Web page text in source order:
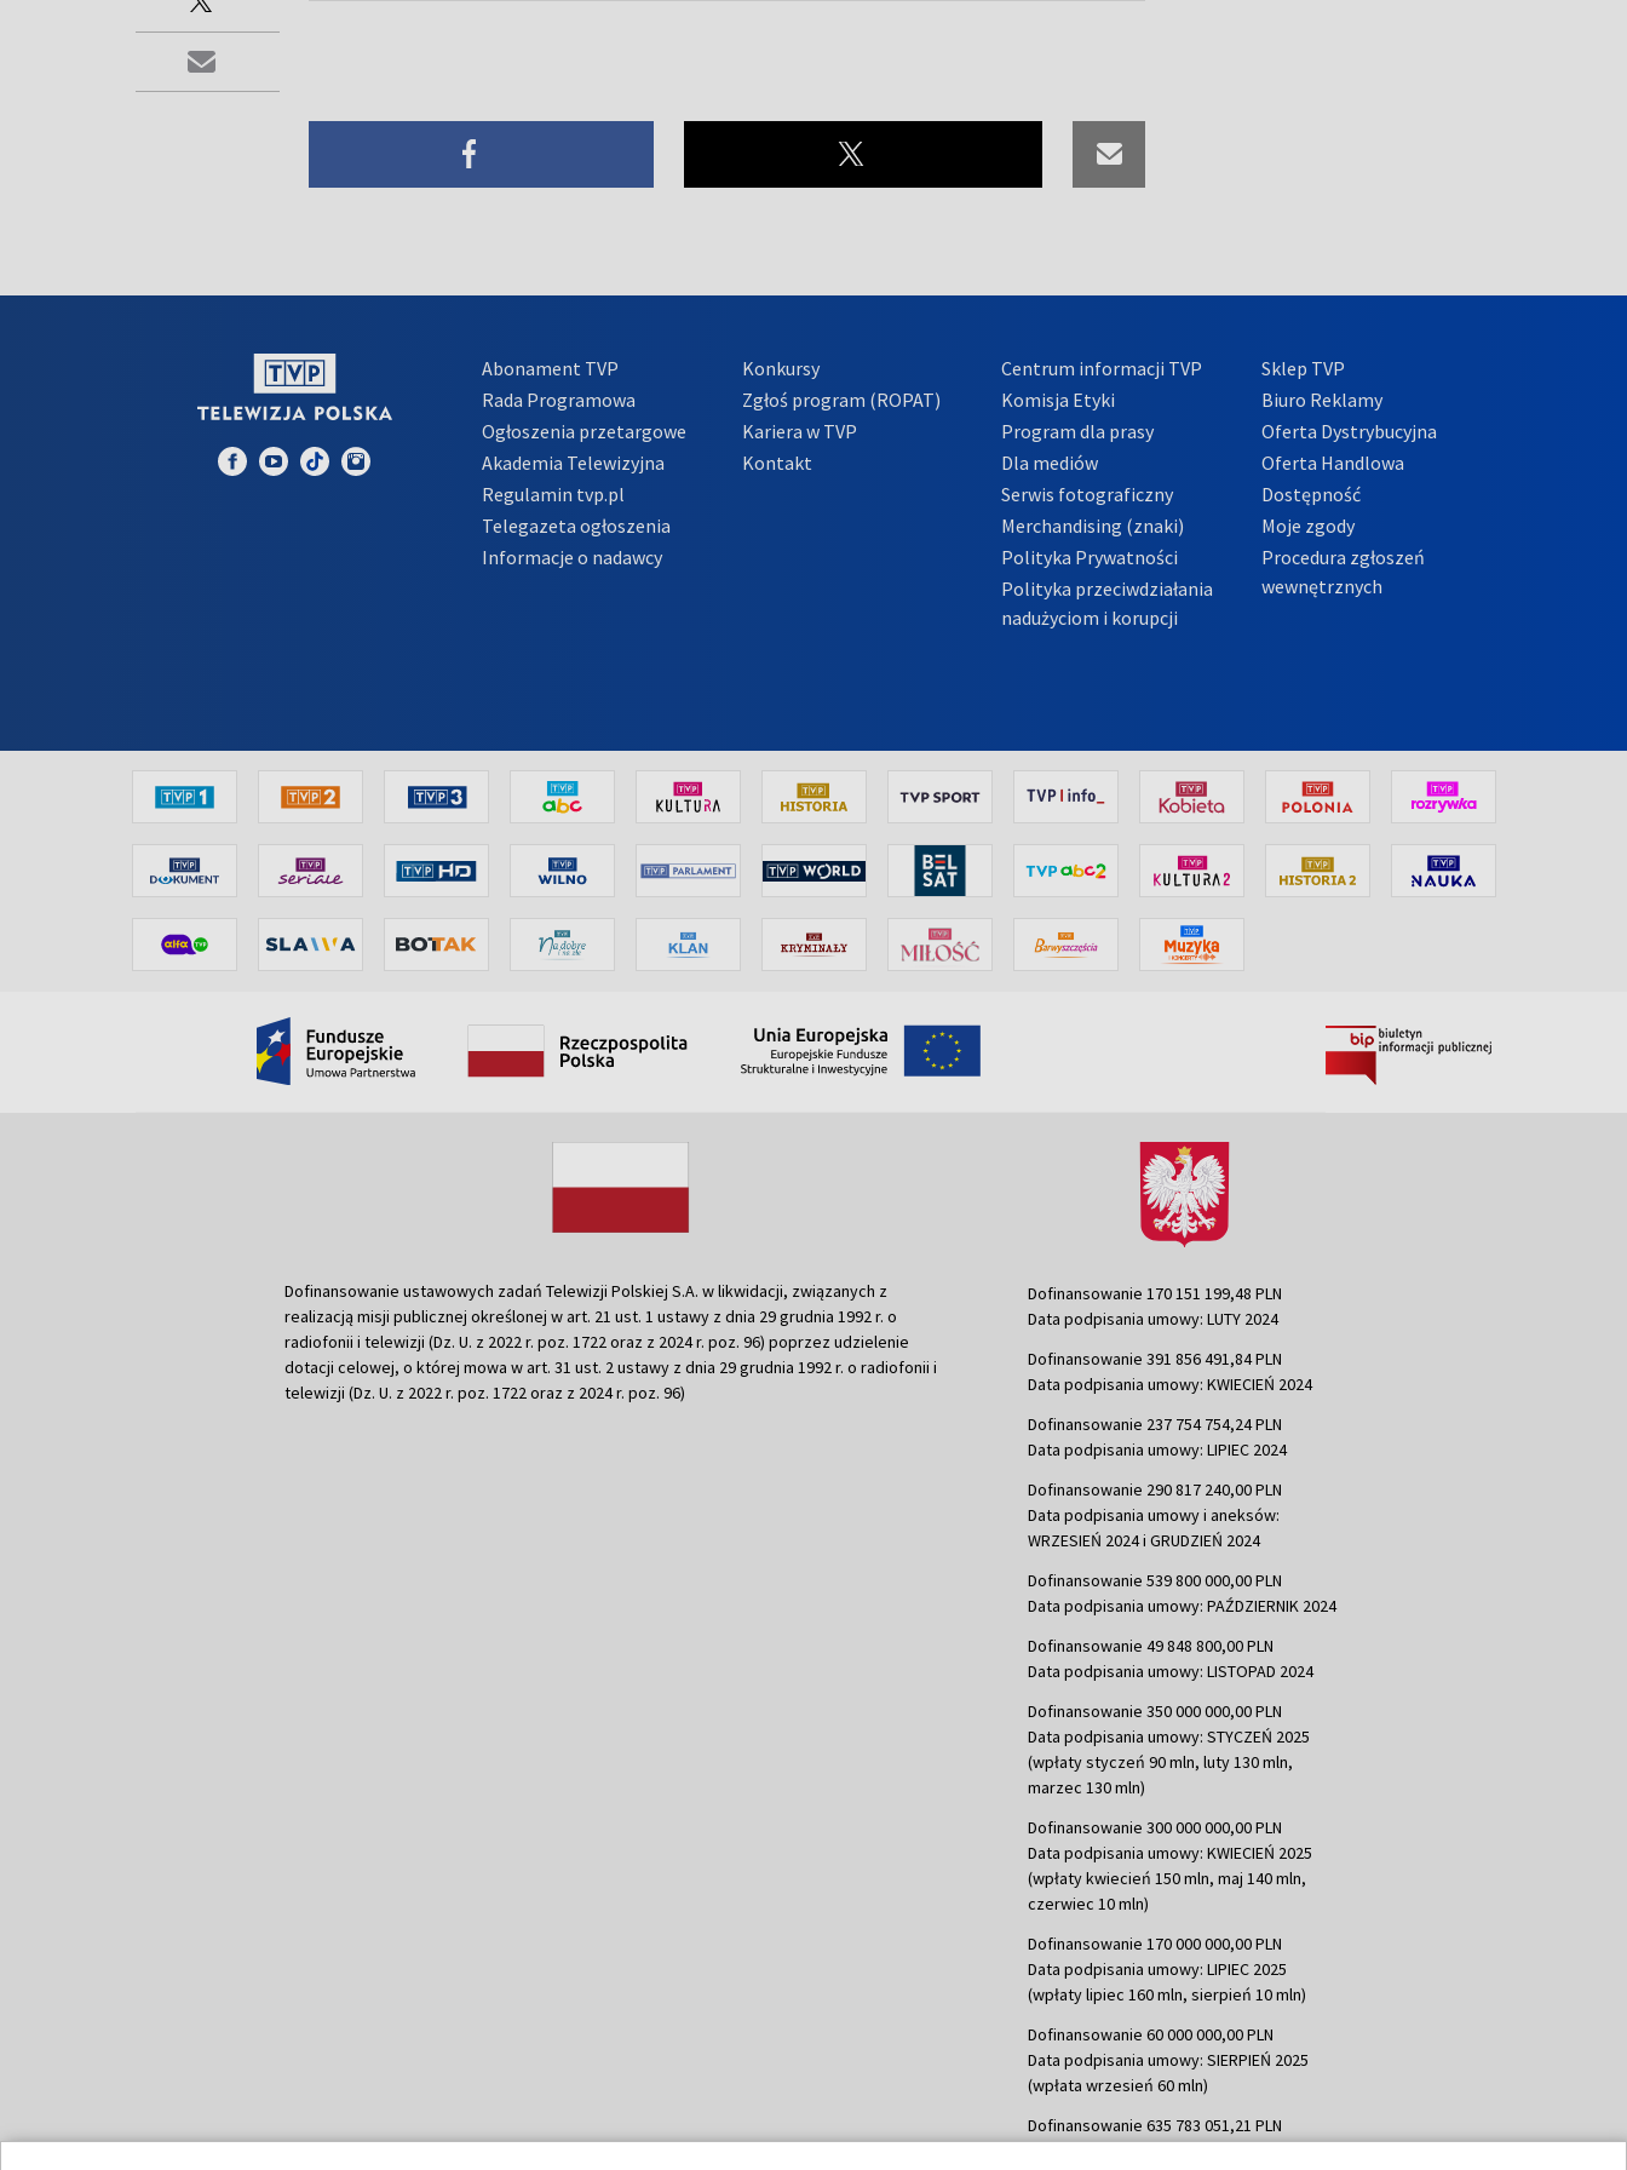
Abonament TVP
Rada Programowa
Ogłoszenia przetargowe
Akademia Telewizyjna
Regulamin tvp.pl
Telegazeta ogłoszenia
Informacje o nadawcy
Konkursy
Zgłoś program (ROPAT)
Kariera w TVP
Kontakt
Centrum informacji TVP
Komisja Etyki
Program dla prasy
Dla mediów
Serwis fotograficzny
Merchandising (znaki)
Polityka Prywatności
Polityka przeciwdziałania
nadużyciom i korupcji
Sklep TVP
Biuro Reklamy
Oferta Dystrybucyjna
Oferta Handlowa
Dostępność
Moje zgody
Procedura zgłoszeń
wewnętrznych
Dofinansowanie ustawowych zadań Telewizji Polskiej S.A. w likwidacji, związanych z
realizacją misji publicznej określonej w art. 21 ust. 1 ustawy z dnia 29 grudnia 1992 r. o
radiofonii i telewizji (Dz. U. z 2022 r. poz. 1722 oraz z 2024 r. poz. 96) poprzez udzielenie
dotacji celowej, o której mowa w art. 31 ust. 2 ustawy z dnia 29 grudnia 1992 r. o radiofonii i
telewizji (Dz. U. z 2022 r. poz. 1722 oraz z 2024 r. poz. 96)
Dofinansowanie 170 151 199,48 PLN
Data podpisania umowy: LUTY 2024
Dofinansowanie 391 856 491,84 PLN
Data podpisania umowy: KWIECIEŃ 2024
Dofinansowanie 237 754 754,24 PLN
Data podpisania umowy: LIPIEC 2024
Dofinansowanie 290 817 240,00 PLN
Data podpisania umowy i aneksów:
WRZESIEŃ 2024 i GRUDZIEŃ 2024
Dofinansowanie 539 800 000,00 PLN
Data podpisania umowy: PAŹDZIERNIK 2024
Dofinansowanie 49 848 800,00 PLN
Data podpisania umowy: LISTOPAD 2024
Dofinansowanie 350 000 000,00 PLN
Data podpisania umowy: STYCZEŃ 2025
(wpłaty styczeń 90 mln, luty 130 mln,
marzec 130 mln)
Dofinansowanie 300 000 000,00 PLN
Data podpisania umowy: KWIECIEŃ 2025
(wpłaty kwiecień 150 mln, maj 140 mln,
czerwiec 10 mln)
Dofinansowanie 170 000 000,00 PLN
Data podpisania umowy: LIPIEC 2025
(wpłaty lipiec 160 mln, sierpień 10 mln)
Dofinansowanie 60 000 000,00 PLN
Data podpisania umowy: SIERPIEŃ 2025
(wpłata wrzesień 60 mln)
Dofinansowanie 635 783 051,21 PLN